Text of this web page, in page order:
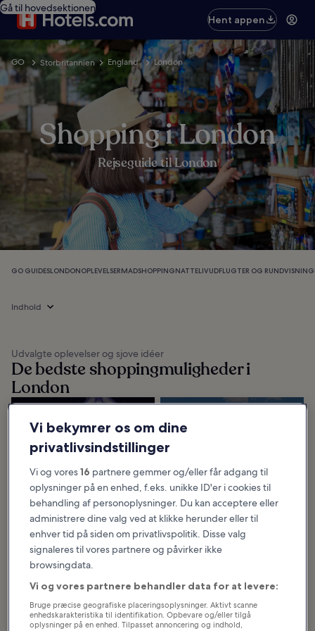
Gå til hovedsektionen
Hent appen
GO Storbritannien England London
Shopping i London
Rejseguide til London
GO GUIDESLONDONOPLEVELSERMADSHOPPINGNATTELIVUDFLUGTER OG
Indhold
Udvalgte oplevelser og sjove idéer
De bedste shoppingmuligheder i
London
De 10 bedste
shoppingcentre i
London
London har et stort udvalg af
mærker, fra verdenskendte navne
til unikke, uafhængige mærker.
London er uden tvivl...
De 10 bedste
markeder i London
god stemning. Både londonere og
turister opsøger...
De 12 bedste
madmarkeder i
London
fyldt med mangfoldige og unikke
kulturer, så det kommer næppe
fortsat er en...
Vi bekymrer os om dine
privatlivsindstillinger
Vi og vores16 partnere gemmer og/eller får adgang til
oplysninger på en enhed, f.eks. unikke ID'er i cookies til
behandling af personoplysninger. Du kan acceptere eller
administrere dine valg ved at klikke herunder eller til
enhver tid på siden om privatlivspolitik. Disse valg
signaleres til vores partnere og påvirker ikke
browsingdata.
Vi og vores partnere behandler data for at levere:
Bruge præcise geografiske placeringsoplysninger. Aktivt scanne
enhedskarakteristika til identifikation. Opbevare og/eller tilgå
oplysninger på en enhed. Tilpasset annoncering og indhold,